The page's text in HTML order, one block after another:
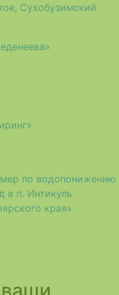
Сухобузимский
по водопонижению
в п. Интикуль
края»